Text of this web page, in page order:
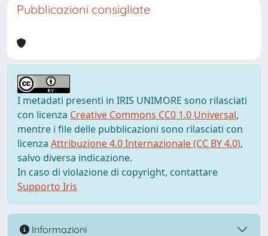
Pubblicazioni consigliate
I metadati presenti in IRIS UNIMORE sono rilasciati
con licenza Creative Commons CC0 1.0 Universal,
mentre i file delle pubblicazioni sono rilasciati con
licenza Attribuzione 4.0 Internazionale (CC BY 4.0),
salvo diversa indicazione.
In caso di violazione di copyright, contattare
Supporto Iris
Informazioni